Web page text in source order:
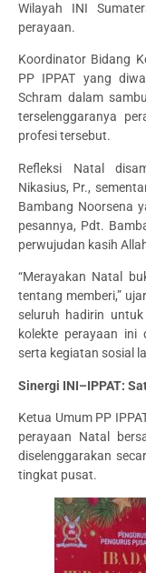
Wilayah INI
perayaan.
Koordinator Bidang
PP IPPAT yang
Schram dalam
terselenggaranya
profesi tersebut.
Refleksi Natal
Nikasius, Pr.,
Bambang Noorsena
pesannya, Pdt.
perwujudan kasih
“Merayakan Natal
tentang memberi,”
seluruh hadirin
kolekte perayaan ini
serta kegiatan sosial
Sinergi INI–IPPAT:
Ketua Umum PP
perayaan Natal
diselenggarakan
tingkat pusat.